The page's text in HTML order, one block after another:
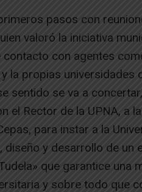
pasos con
valoró la iniciativa
con agentes
la propias universidades
sentido se va a
el Rector de la UPNA, a
para instar a la
y desarrollo de un
que garantice una
y sobre todo que